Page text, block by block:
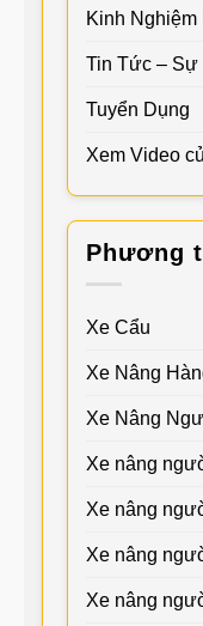
Kinh Nghiệm
Tin Tức – Sự
Tuyển Dụng
Xem Video
Phương
Xe Cẩu
Xe Nâng
Xe Nâng
Xe nâng
Xe nâng
Xe nâng
Xe nâng